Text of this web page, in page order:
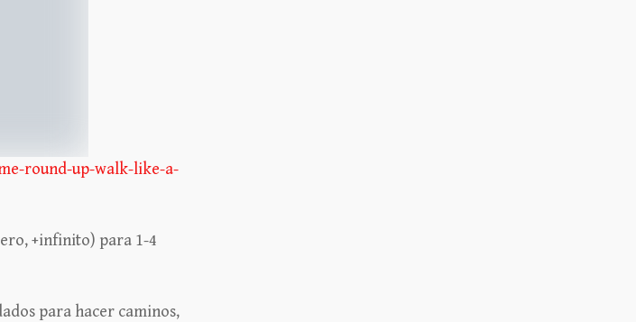
round-up-walk-like-a-
+infinito) para 1-4
para hacer caminos,